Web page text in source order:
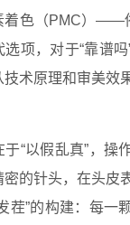
着色（PMC）——
项，对于“靠谱
术原理和审美效
“以假乱真”，操
的针头，在头皮
茬”的构建：每一